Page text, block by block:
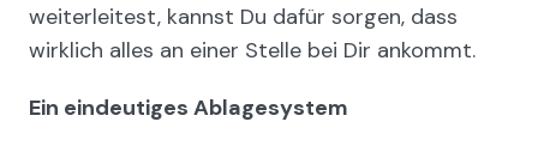
weiterleitest, kannst Du dafür sorgen, dass
wirklich alles an einer Stelle bei Dir ankommt.
Ein eindeutiges Ablagesystem